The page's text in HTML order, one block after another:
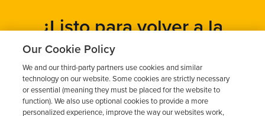
¿Listo para volver a la
carretera?
Obtén un presupuesto gratuito en cuestión de minutos y
programa tu instalación hoy mismo.
Our Cookie Policy
We and our third-party partners use cookies and similar
technology on our website. Some cookies are strictly necessary
or essential (meaning they must be placed for the website to
function). We also use optional cookies to provide a more
personalized experience, improve the way our websites work,